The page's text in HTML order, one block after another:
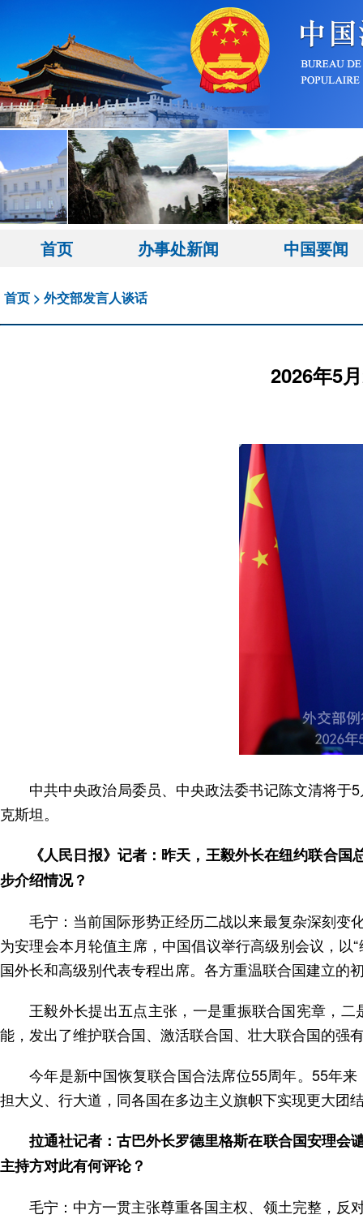
首页 办事处新闻 中国要闻
首页 > 外交部发言人谈话
2026年5
中共中央政治局委员、中央政法委书记陈文清将
克斯坦。
《人民日报》记者：昨天，王毅外长在纽约联合
步介绍情况？
毛宁：当前国际形势正经历二战以来最复杂深刻变
为安理会本月轮值主席，中国倡议举行高级别会议，
国外长和高级别代表专程出席。各方重温联合国建立的
王毅外长提出五点主张，一是重振联合国宪章，
能，发出了维护联合国、激活联合国、壮大联合国的强
今年是新中国恢复联合国合法席位55周年。55年
担大义、行大道，同各国在多边主义旗帜下实现更大团
拉通社记者：古巴外长罗德里格斯在联合国安理会
主持方对此有何评论？
毛宁：中方一贯主张尊重各国主权、领土完整，反